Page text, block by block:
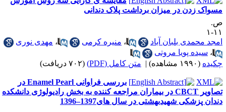
زدن در میزان برداشت پلاک دندانی
۱
محمدی بلبان آباد
،منیره کرمی ،مهدی نوری
،سیده پویا مروتی
(۱۹۹۰ مشاهده) | متن کامل (PDF) (۷۰۲ دریافت)
بررسی فراوانی Enamel Pearl در
تصاویر CBCT در بیماران مراجعه کننده به بخش رادیولوژی دانشکده
پزشکی شهیدبهشتی در سال های1397–1396